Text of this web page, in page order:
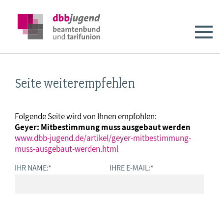
Seite weiterempfehlen
Folgende Seite wird von Ihnen empfohlen:
Geyer: Mitbestimmung muss ausgebaut werden
www.dbb-jugend.de/artikel/geyer-mitbestimmung-
muss-ausgebaut-werden.html
IHR NAME:* IHRE E-MAIL:*